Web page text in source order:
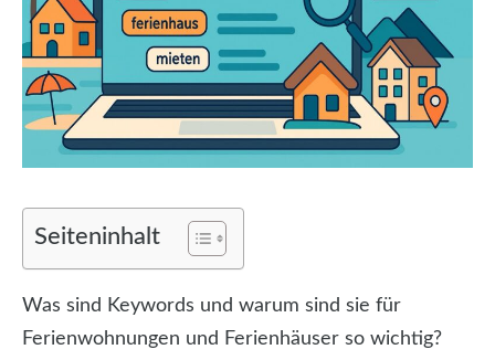
Seiteninhalt
Was sind Keywords und warum sind sie für
Ferienwohnungen und Ferienhäuser so wichtig?